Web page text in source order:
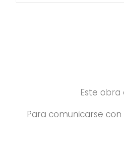
Este obra
Para comunicarse